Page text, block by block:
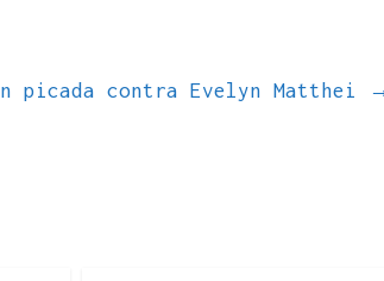
picada contra Evelyn Matthei